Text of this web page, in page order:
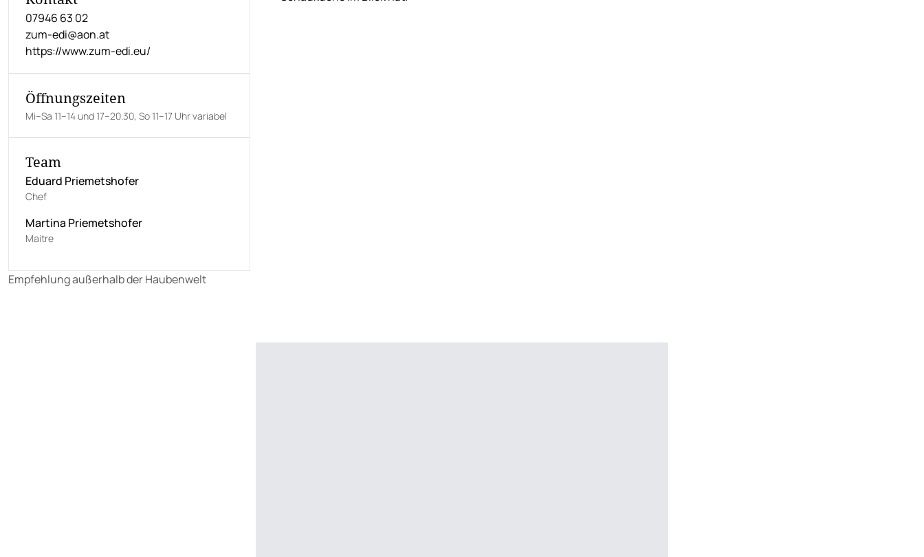
07946 63 02
zum-edi@aon.at
https://www.zum-edi.eu/
Öffnungszeiten
Mi–Sa 11–14 und 17–20.30, So 11–17 Uhr variabel
Team
Eduard Priemetshofer
Chef
Martina Priemetshofer
Maitre
Empfehlung außerhalb der Haubenwelt